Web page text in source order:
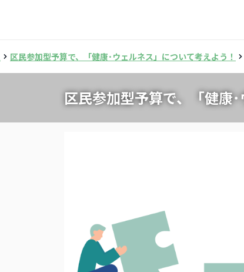
区民参加型予算で、「健康･ウェルネス」について考えよう！
区民参加型予算で、「健康